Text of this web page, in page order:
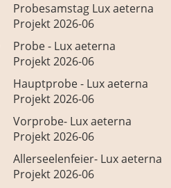
Probesamstag Lux aeterna
Projekt 2026-06
Probe - Lux aeterna
Projekt 2026-06
Hauptprobe - Lux aeterna
Projekt 2026-06
Vorprobe- Lux aeterna
Projekt 2026-06
Allerseelenfeier- Lux aeterna
Projekt 2026-06